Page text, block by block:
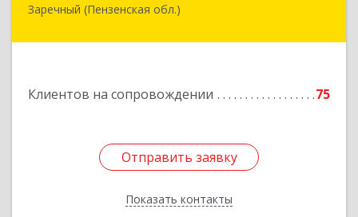
Заречный (Пензенская обл.)
Клиентов на сопровождении 75
Отправить заявку
Показать контакты
442960, Пензенская обл, Заречный г,
Отправить заявку
Назад